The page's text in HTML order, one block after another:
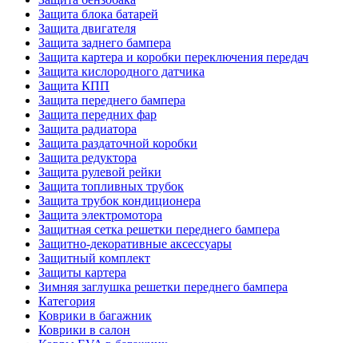
Защита блока батарей
Защита двигателя
Защита заднего бампера
Защита картера и коробки переключения передач
Защита кислородного датчика
Защита КПП
Защита переднего бампера
Защита передних фар
Защита радиатора
Защита раздаточной коробки
Защита редуктора
Защита рулевой рейки
Защита топливных трубок
Защита трубок кондиционера
Защита электромотора
Защитная сетка решетки переднего бампера
Защитно-декоративные аксессуары
Защитный комплект
Защиты картера
Зимняя заглушка решетки переднего бампера
Категория
Коврики в багажник
Коврики в салон